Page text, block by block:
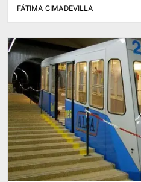
FÁTIMA CIMADEVILLA